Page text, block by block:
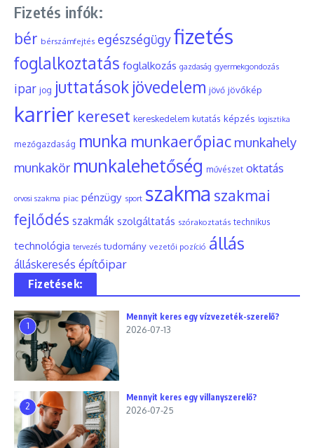
Fizetés infók:
bér bérszámfejtés egészségügyfizetés
foglalkoztatás foglalkozás gazdaság gyermekgondozás
ipar jog juttatások jövedelem jövő jövőkép
karrier kereset kereskedelem kutatás képzés logisztika
mezőgazdaság munka munkaerőpiac munkahely
munkakör munkalehetőség művészet oktatás
orvosi szakma piac pénzügy sport szakma szakmai
fejlődés szakmák szolgáltatás szórakoztatás technikus
technológia tervezés tudomány vezetői pozíció állás
álláskeresés építőipar
Fizetések:
1
Mennyit keres egy vízvezeték-szerelő?
2026-07-13
2
Mennyit keres egy villanyszerelő?
2026-07-25